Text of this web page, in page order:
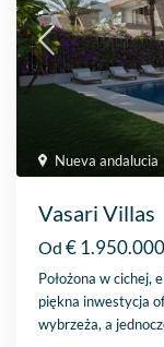
Nueva andalucia
Vasari Villas
Od € 1.950.000
Położona w cichej,
piękna inwestycja
wybrzeża, a